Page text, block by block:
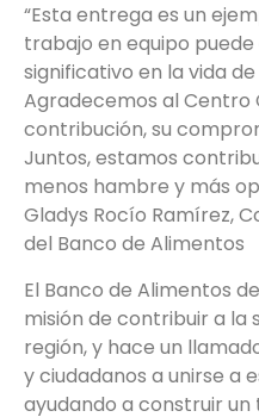
“Esta entrega es un
trabajo en equipo
significativo en la vida
Agradecemos al Centro
contribución, su
Juntos, estamos
menos hambre y más
Gladys Rocío Ramírez,
del Banco de Alimentos
El Banco de Alimentos
misión de contribuir a la
región, y hace un
y ciudadanos a unirse a
ayudando a construir